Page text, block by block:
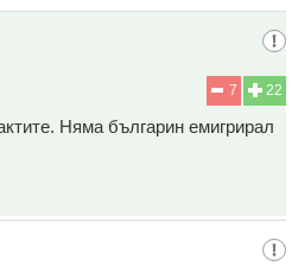
22
7
Няма българин емигрирал